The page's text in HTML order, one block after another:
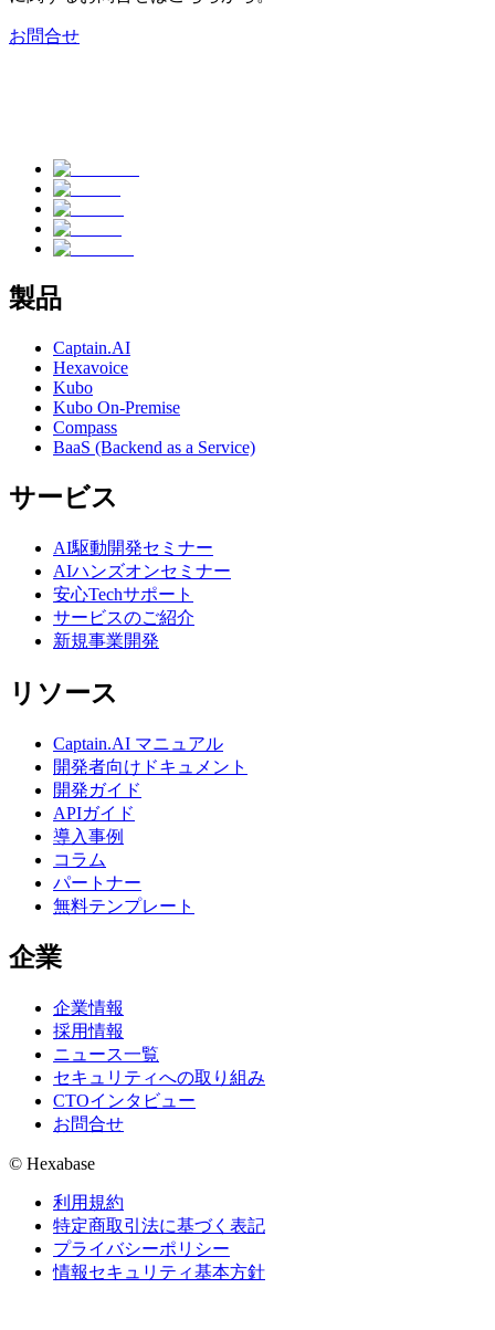
お問合せ
製品
Captain.AI
Hexavoice
Kubo
Kubo On-Premise
Compass
BaaS (Backend as a Service)
サービス
AI駆動開発セミナー
AIハンズオンセミナー
安心Techサポート
サービスのご紹介
新規事業開発
リソース
Captain.AI マニュアル
開発者向けドキュメント
開発ガイド
APIガイド
導入事例
コラム
パートナー
無料テンプレート
企業
企業情報
採用情報
ニュース一覧
セキュリティへの取り組み
CTOインタビュー
お問合せ
© Hexabase
利用規約
特定商取引法に基づく表記
プライバシーポリシー
情報セキュリティ基本方針